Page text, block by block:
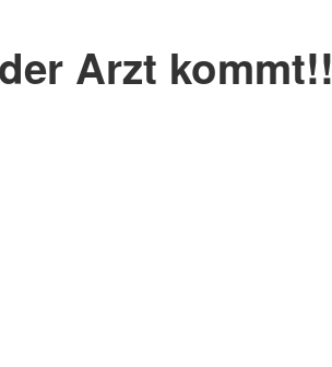
Arzt kommt!!